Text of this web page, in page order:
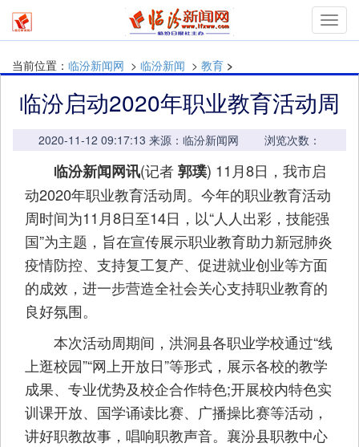
当前位置： 临汾新闻网 > 临汾新闻 > 教育 >
临汾启动2020年职业教育活动周
2020-11-12 09:17:13 来源：临汾新闻网 浏览次数：
临汾新闻网讯(记者郭璞) 11月8日，我市启
动2020年职业教育活动周。今年的职业教育活动
周时间为11月8日至14日，以“人人出彩，技能强
国”为主题，旨在宣传展示职业教育助力新冠肺炎
疫情防控、支持复工复产、促进就业创业等方面
的成效，进一步营造全社会关心支持职业教育的
良好氛围。
本次活动周期间，洪洞县各职业学校通过“线
上逛校园”“网上开放日”等形式，展示各校的教学
成果、专业优势及校企合作特色;开展校内特色实
训课开放、国学诵读比赛、广播操比赛等活动，
讲好职教故事，唱响职教声音。襄汾县职教中心